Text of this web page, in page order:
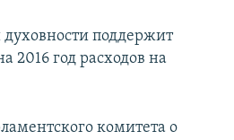
поддержит
2016 год расходов на
комитета о